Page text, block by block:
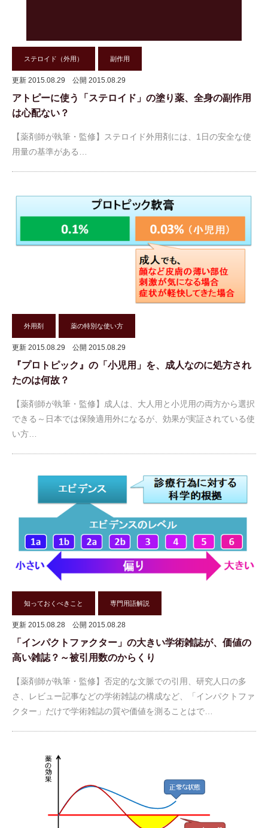
ステロイド（外用） 副作用
更新 2015.08.29 公開 2015.08.29
アトピーに使う「ステロイド」の塗り薬、全身の副作用
は心配ない？
【薬剤師が執筆・監修】ステロイド外用剤には、1日の安全な使
用量の基準がある…
外用剤 薬の特別な使い方
更新 2015.08.29 公開 2015.08.29
『プロトピック』の「小児用」を、成人なのに処方され
たのは何故？
【薬剤師が執筆・監修】成人は、大人用と小児用の両方から選択
できる～日本では保険適用外になるが、効果が実証されている使
い方…
知っておくべきこと 専門用語解説
更新 2015.08.28 公開 2015.08.28
「インパクトファクター」の大きい学術雑誌が、価値の
高い雑誌？～被引用数のからくり
【薬剤師が執筆・監修】否定的な文脈での引用、研究人口の多
さ、レビュー記事などの学術雑誌の構成など、「インパクトファ
クター」だけで学術雑誌の質や価値を測ることはで…